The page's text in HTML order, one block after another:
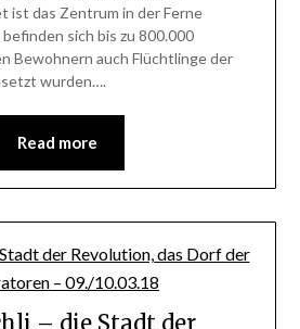
ist das Zentrum in der Ferne
sich bis zu 800.000
Bewohnern auch Flüchtlinge der
wurden….
Read more
– die Stadt der